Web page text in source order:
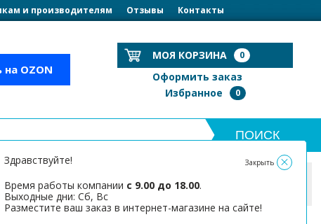
Здравствуйте!
Время работы компании с 9.00 до 18.00.
Выходные дни: Сб, Вс
Разместите ваш заказ в интернет-магазине на сайте!
Закрыть
и производителям Отзывы Контакты
на OZON
МОЯ КОРЗИНА 0
Оформить заказ
Избранное
0
кровати ПРЕМИУМ с опорами
латодержатель